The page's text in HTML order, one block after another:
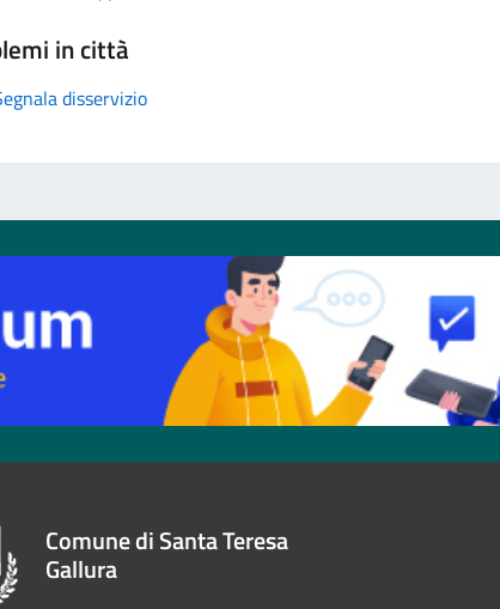
in città
disservizio
Comune di Santa Teresa
Gallura